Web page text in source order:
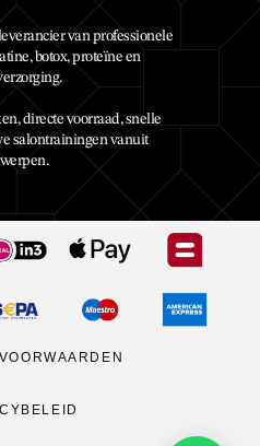
van professionele
botox, proteïne en
directe voorraad, snelle
salontrainingen vanuit